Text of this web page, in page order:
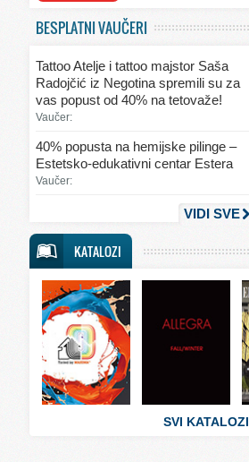
Svet kulinarstva
Svet lepote
Svet mode
Svet sporta
Svet tehnike
Svet ugostiteljstva
Svet zabave i umetnosti
Svet zanimljivosti
Svet zdravlja
BESPLATNI VAUČERI
Tattoo Atelje i tattoo majstor Saša
Radojčić iz Negotina spremili su za
vas popust od 40% na tetovaže!
Vaučer:
40% popusta na hemijske pilinge –
Estetsko-edukativni centar Estera
Vaučer:
VIDI SVE
KATALOZI
SVI KATALOZI